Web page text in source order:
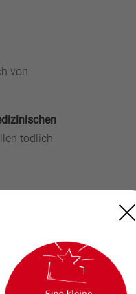
von
tödlich
in einer hohen